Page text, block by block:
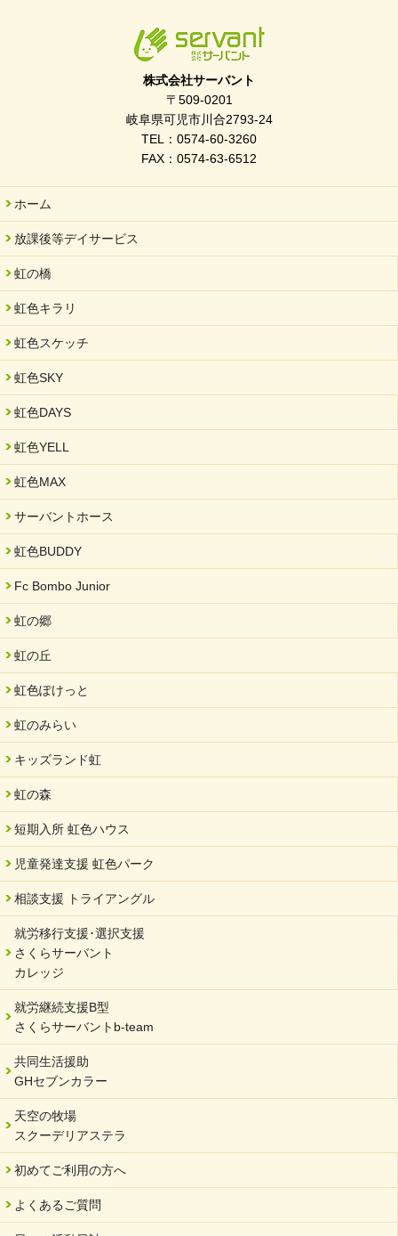
令和7年度 岐阜県スポーツ賞「FC Bombonera」
岐阜県「働いてもらい方改革」優良事例集に掲載されました
2025/11/11
2025/06/10
未来会議 in 可児市 「斉藤まさゆき」
2025/05/07
2025年6月中旬 OPEN 放課後等デイサービス「Fc Bombo
Junior」
2025/03/01
餅つき大会を開催しました
2025/01/31
「可児の企業魅力発見フェア」に出展しました
2024/11/06
就労継続支援B型「エコボール」事業を始めました
2024/09/10
2024/08/26
「ぎふSDGs推進パートナー登録制度」シルバーパートナーに登
2024/08/01
夏休み学習支援・可茂自悠学舎
2024/07/03
中部学院大学「現代福祉マネジメント」ゲスト講師
2024/04/17
SDGs発表会・研修会
2024/04/05
中学生向けのフリースクール「可茂自悠学舎」開設
2024/04/01
サーバント設立10周年記念【 福祉・医療・教育の連携講演会 】
を開催しました。
2024/02/20
2024/02/02
岐阜県 ワーク・ライフ・バランス推進エクセレント企業認定
2024/01/15
令和6年能登半島地震被災者支援において
2023/12/29
年末年始のお知らせ
2023/12/18
北方支店・保護者交流会「収穫祭」
2023/11/08
オンラインショップを開設しました
2023/10/20
「可児の企業魅力発見フェア」に出展しました
株式会社サーバント
〒509-0201
岐阜県可児市川合2793-24
TEL：0574-60-3260
FAX：0574-63-6512
ホーム
放課後等デイサービス
虹の橋
虹色キラリ
虹色スケッチ
虹色SKY
虹色DAYS
虹色YELL
虹色MAX
サーバントホース
虹色BUDDY
Fc Bombo Junior
虹の郷
虹の丘
虹色ぽけっと
虹のみらい
キッズランド虹
虹の森
短期入所 虹色ハウス
児童発達支援 虹色パーク
相談支援 トライアングル
就労移行支援･選択支援
さくらサーバント
カレッジ
就労継続支援B型
さくらサーバントb-team
共同生活援助
GHセブンカラー
天空の牧場
スクーデリアステラ
初めてご利用の方へ
よくあるご質問